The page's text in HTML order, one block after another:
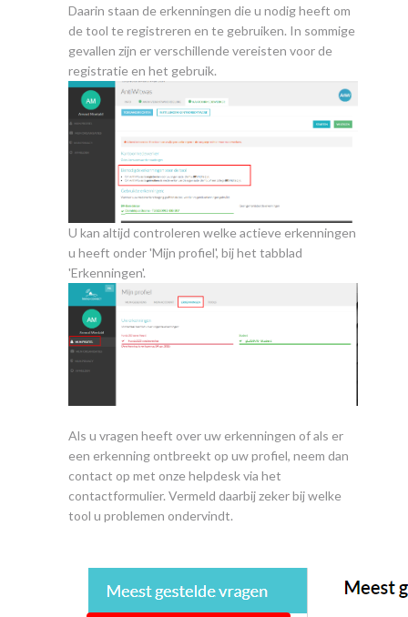
Daarin staan de erkenningen die u nodig heeft om
de tool te registreren en te gebruiken. In sommige
gevallen zijn er verschillende vereisten voor de
registratie en het gebruik.
U kan altijd controleren welke actieve erkenningen
u heeft onder 'Mijn profiel', bij het tabblad
'Erkenningen'.
Als u vragen heeft over uw erkenningen of als er
een erkenning ontbreekt op uw profiel, neem dan
contact op met onze helpdesk via het
contactformulier. Vermeld daarbij zeker bij welke
tool u problemen ondervindt.